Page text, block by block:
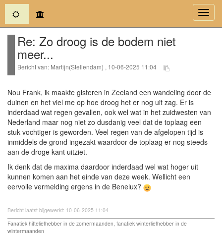
(current)
Re: Zo droog is de bodem niet
meer...
Bericht van: Martijn(Stellendam) , 10-06-2025 11:04
Nou Frank, ik maakte gisteren in Zeeland een wandeling door de
duinen en het viel me op hoe droog het er nog uit zag. Er is
inderdaad wat regen gevallen, ook wel wat in het zuidwesten van
Nederland maar nog niet zo dusdanig veel dat de toplaag een
stuk vochtiger is geworden. Veel regen van de afgelopen tijd is
inmiddels de grond ingezakt waardoor de toplaag er nog steeds
aan de droge kant uitziet.
Ik denk dat de maxima daardoor inderdaad wel wat hoger uit
kunnen komen aan het einde van deze week. Wellicht een
eervolle vermelding ergens in de Benelux?
Bericht laatst bijgewerkt: 10-06-2025 11:04
Fanatiek hitteliefhebber in de zomermaanden, fanatiek winterliefhebber in de
wintermaanden